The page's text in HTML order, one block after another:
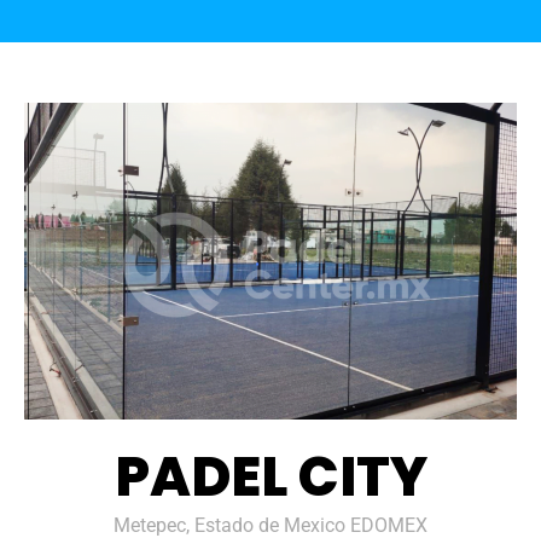
PADEL CITY
Metepec, Estado de Mexico EDOMEX